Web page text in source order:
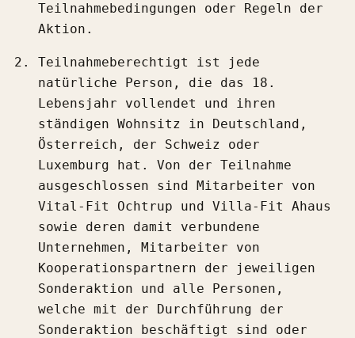
Teilnahmebedingungen oder Regeln der
Aktion.
Teilnahmeberechtigt ist jede
natürliche Person, die das 18.
Lebensjahr vollendet und ihren
ständigen Wohnsitz in Deutschland,
Österreich, der Schweiz oder
Luxemburg hat. Von der Teilnahme
ausgeschlossen sind Mitarbeiter von
Vital-Fit Ochtrup und Villa-Fit Ahaus
sowie deren damit verbundene
Unternehmen, Mitarbeiter von
Kooperationspartnern der jeweiligen
Sonderaktion und alle Personen,
welche mit der Durchführung der
Sonderaktion beschäftigt sind oder